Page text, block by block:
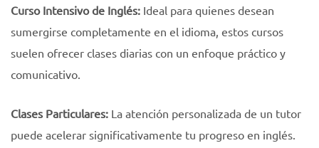
Curso Intensivo de Inglés: Ideal para quienes desean
sumergirse completamente en el idioma, estos cursos
suelen ofrecer clases diarias con un enfoque práctico y
comunicativo.
Clases Particulares: La atención personalizada de un tutor
puede acelerar significativamente tu progreso en inglés.